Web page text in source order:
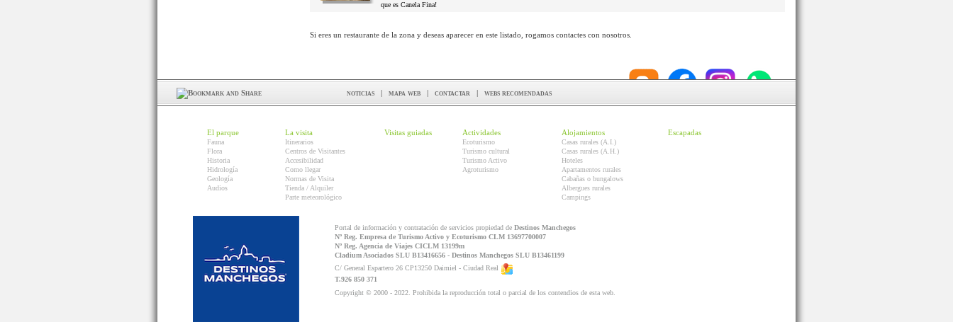
que es Canela Fina!
Si eres un restaurante de la zona y deseas aparecer en este listado, rogamos contactes con nosotros.
noticias | mapa web | contactar | webs recomendadas
El parque
Fauna
Flora
Historia
Hidrología
Geología
Audios
La visita
Itinerarios
Centros de Visitantes
Accesibilidad
Como llegar
Normas de Visita
Tienda / Alquiler
Parte meteorológico
Visitas guiadas Actividades
Ecoturismo
Turismo cultural
Turismo Activo
Agroturismo
Alojamientos
Casas rurales (A.I.)
Casas rurales (A.H.)
Hoteles
Apartamentos rurales
Cabañas o bungalows
Albergues rurales
Campings
Escapadas
Portal de información y contratación de servicios propiedad de Destinos Manchegos
Nº Reg. Empresa de Turismo Activo y Ecoturismo CLM 13697700007
Nº Reg. Agencia de Viajes CICLM 13199m
Cladium Asociados SLU B13416656 - Destinos Manchegos SLU B13461199
C/ General Espartero 26 CP13250 Daimiel - Ciudad Real
T.926 850 371
Copyright © 2000 - 2022. Prohibida la reproducción total o parcial de los contendios de esta web.